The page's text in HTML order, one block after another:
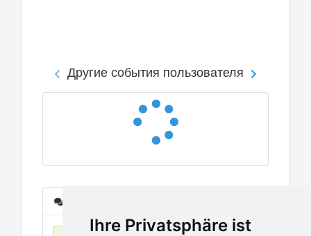
Ihre Privatsphäre ist
Другие события пользователя